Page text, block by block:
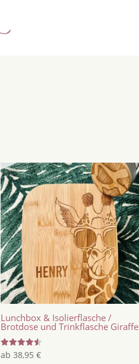
Lunchbox & Isolierflasche /
Brotdose und Trinkflasche Giraffe
Bewertet
mit
ab38,95€